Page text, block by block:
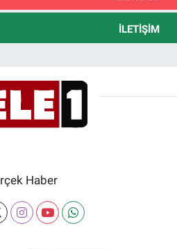
İLETIŞIM
Haber